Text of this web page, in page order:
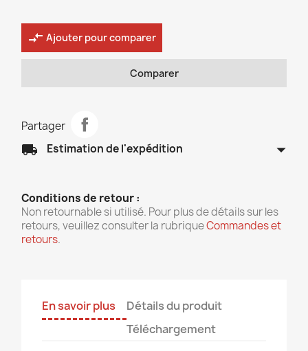
compare_arrows Ajouter pour comparer
Comparer
Partager
local_shipping Estimation de l'expédition arrow_drop_down
Conditions de retour :
Non retournable si utilisé. Pour plus de détails sur les
retours, veuillez consulter la rubriqueCommandes et
retours.
En savoir plus
Détails du produit
Téléchargement